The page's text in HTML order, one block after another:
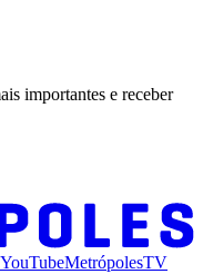
importantes e receber
YouTubeMetrópolesTV